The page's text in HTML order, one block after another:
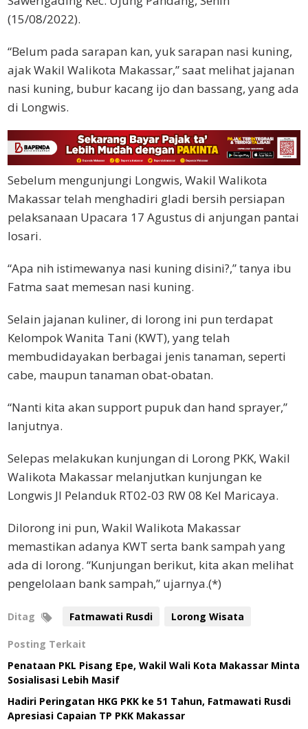
(15/08/2022).
“Belum pada sarapan kan, yuk sarapan nasi kuning,
ajak Wakil Walikota Makassar,” saat melihat jajanan
nasi kuning, bubur kacang ijo dan bassang, yang ada
di Longwis.
Sebelum mengunjungi Longwis, Wakil Walikota
Makassar telah menghadiri gladi bersih persiapan
pelaksanaan Upacara 17 Agustus di anjungan pantai
losari.
“Apa nih istimewanya nasi kuning disini?,” tanya ibu
Fatma saat memesan nasi kuning.
Selain jajanan kuliner, di lorong ini pun terdapat
Kelompok Wanita Tani (KWT), yang telah
membudidayakan berbagai jenis tanaman, seperti
cabe, maupun tanaman obat-obatan.
“Nanti kita akan support pupuk dan hand sprayer,”
lanjutnya.
Selepas melakukan kunjungan di Lorong PKK, Wakil
Walikota Makassar melanjutkan kunjungan ke
Longwis Jl Pelanduk RT02-03 RW 08 Kel Maricaya.
Dilorong ini pun, Wakil Walikota Makassar
memastikan adanya KWT serta bank sampah yang
ada di lorong. “Kunjungan berikut, kita akan melihat
pengelolaan bank sampah,” ujarnya.(*)
Ditag Fatmawati Rusdi Lorong Wisata
Posting Terkait
Penataan PKL Pisang Epe, Wakil Wali Kota Makassar Minta
Sosialisasi Lebih Masif
Hadiri Peringatan HKG PKK ke 51 Tahun, Fatmawati Rusdi
Apresiasi Capaian TP PKK Makassar